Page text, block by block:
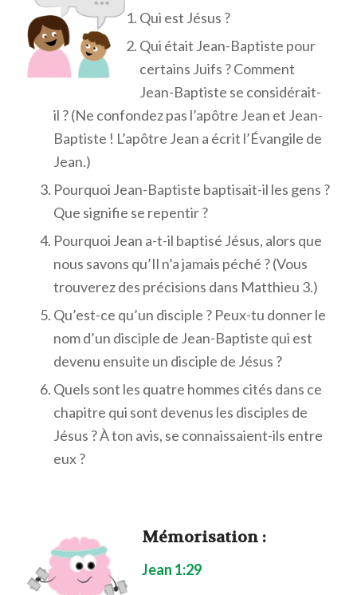
Qui est Jésus ?
Qui était Jean-Baptiste pour
certains Juifs ? Comment
Jean-Baptiste se considérait-
il ? (Ne confondez pas l’apôtre Jean et Jean-
Baptiste ! L’apôtre Jean a écrit l’Évangile de
Jean.)
Pourquoi Jean-Baptiste baptisait-il les gens ?
Que signifie se repentir ?
Pourquoi Jean a-t-il baptisé Jésus, alors que
nous savons qu’Il n’a jamais péché ? (Vous
trouverez des précisions dans Matthieu 3.)
Qu’est-ce qu’un disciple ? Peux-tu donner le
nom d’un disciple de Jean-Baptiste qui est
devenu ensuite un disciple de Jésus ?
Quels sont les quatre hommes cités dans ce
chapitre qui sont devenus les disciples de
Jésus ? À ton avis, se connaissaient-ils entre
eux ?
Mémorisation:
Jean 1:29